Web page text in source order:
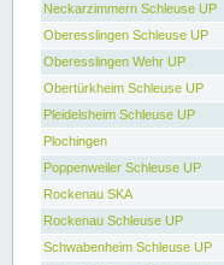
Neckarzimmern Schleuse UP
Oberesslingen Schleuse UP
Oberesslingen Wehr UP
Obertürkheim Schleuse UP
Pleidelsheim Schleuse UP
Plochingen
Poppenweiler Schleuse UP
Rockenau SKA
Rockenau Schleuse UP
Schwabenheim Schleuse UP